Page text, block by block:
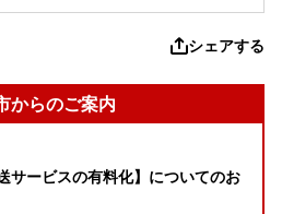
シェアする
からのご案内
サービスの有料化】についてのお